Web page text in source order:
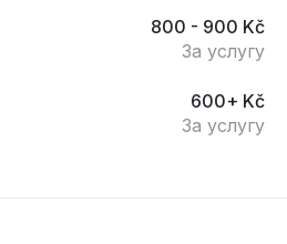
800 - 900 Kč
За услугу
600+ Kč
За услугу